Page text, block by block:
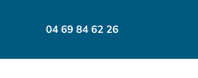
04 69 84 62 26